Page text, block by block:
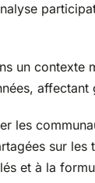
un
les
sur
et à la